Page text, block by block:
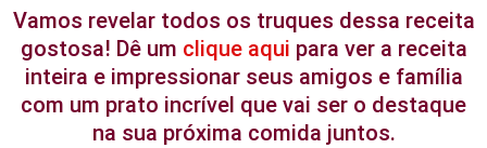
Vamos revelar todos os truques dessa receita
gostosa! Dê um clique aqui para ver a receita
inteira e impressionar seus amigos e família
com um prato incrível que vai ser o destaque
na sua próxima comida juntos.